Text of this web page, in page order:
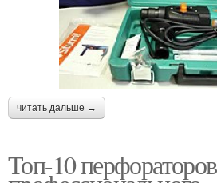
читать дальше →
Топ-10